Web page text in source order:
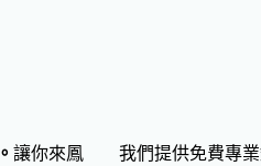
讓你來鳳
我們提供免費專